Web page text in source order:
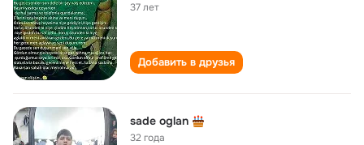
37 лет
Добавить в друзья
sade oglan
32 года